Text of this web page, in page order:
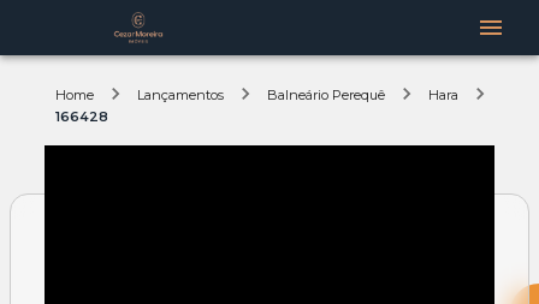
Home Lançamentos Balneário Perequê
Hara
166428